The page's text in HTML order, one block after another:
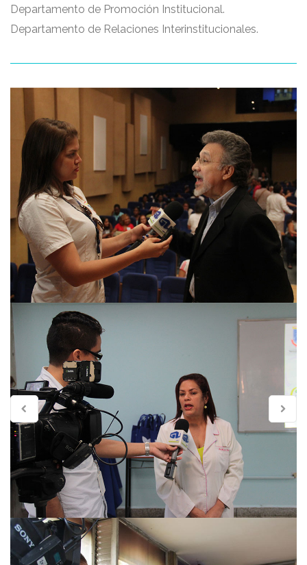
Departamento de Promoción Institucional.
Departamento de Relaciones Interinstitucionales.